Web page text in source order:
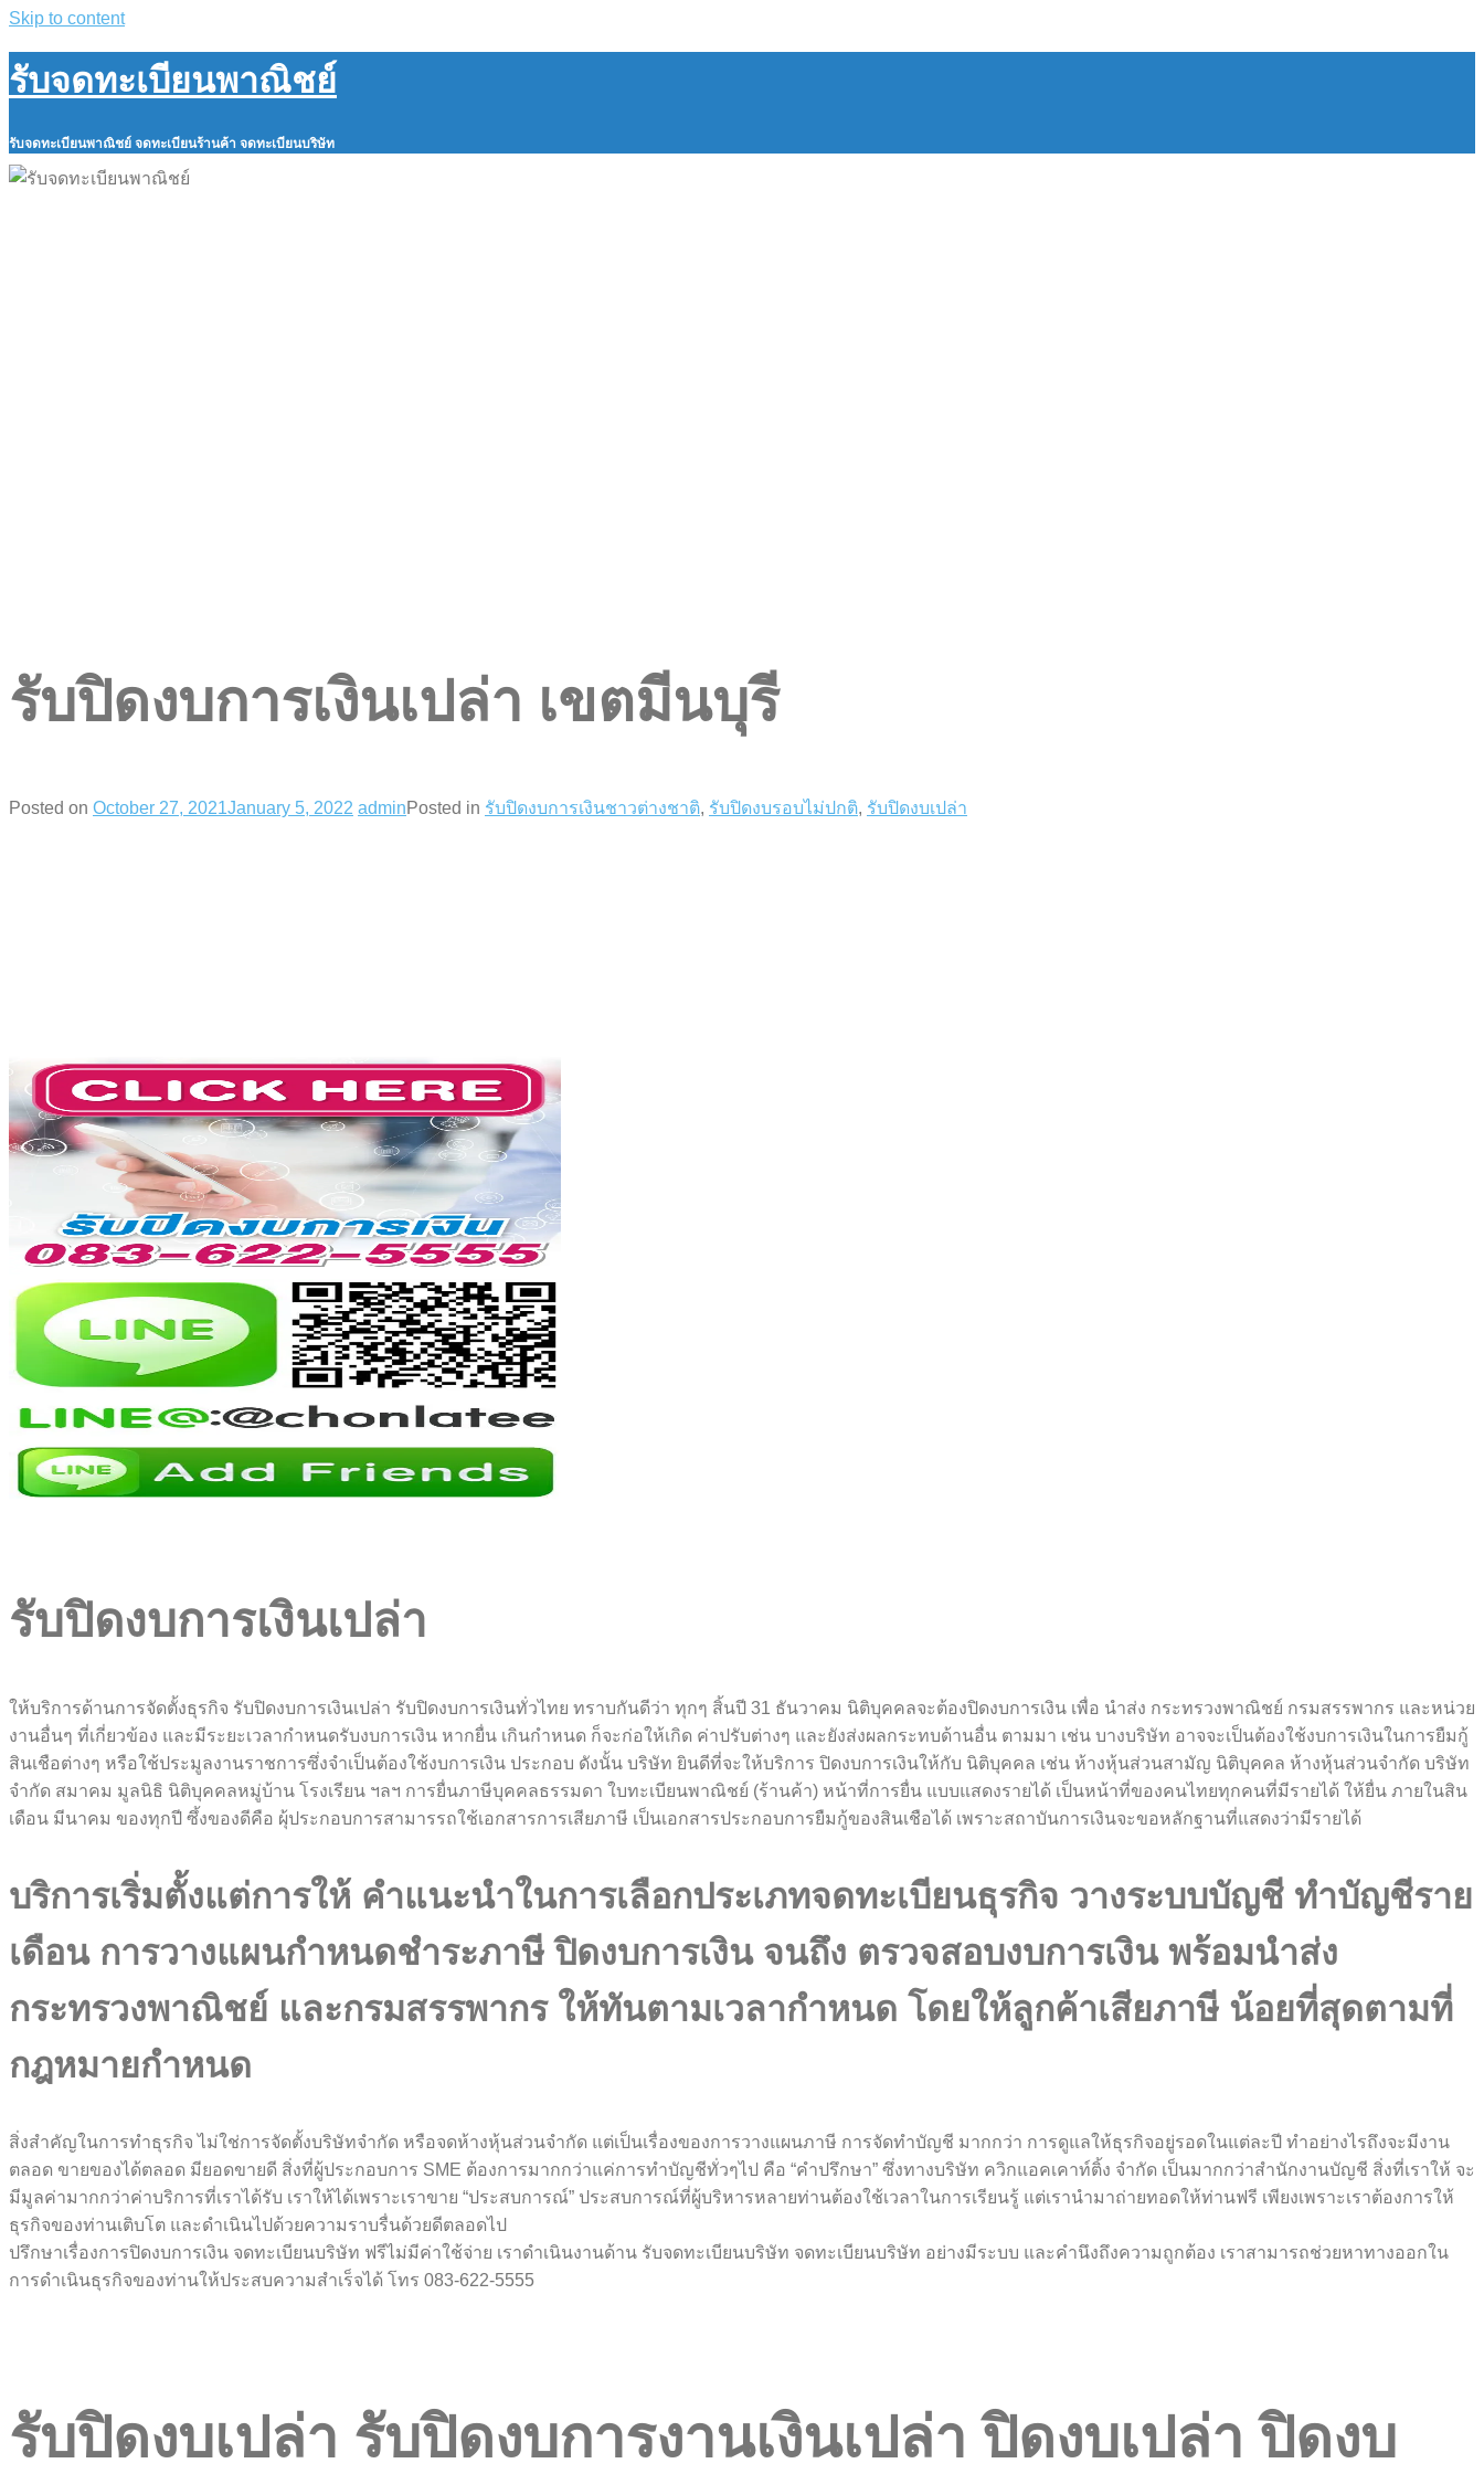
Skip to content
รับจดทะเบียนพาณิชย์
รับจดทะเบียนพาณิชย์ จดทะเบียนร้านค้า จดทะเบียนบริษัท
รับปิดงบการเงินเปล่า เขตมีนบุรี
Posted on October 27, 2021January 5, 2022 adminPosted in รับปิดงบการเงินชาวต่างชาติ, รับปิดงบรอบไม่ปกติ, รับปิดงบเปล่า
รับปิดงบการเงินเปล่า
ให้บริการด้านการจัดตั้งธุรกิจ รับปิดงบการเงินเปล่า รับปิดงบการเงินทั่วไทย ทราบกันดีว่า ทุกๆ สิ้นปี 31 ธันวาคม นิติบุคคลจะต้องปิดงบการเงิน เพื่อ นำส่ง กระทรวงพาณิชย์ กรมสรรพากร และหน่วย
งานอื่นๆ ที่เกี่ยวข้อง และมีระยะเวลากำหนดรับงบการเงิน หากยื่น เกินกำหนด ก็จะก่อให้เกิด ค่าปรับต่างๆ และยังส่งผลกระทบด้านอื่น ตามมา เช่น บางบริษัท อาจจะเป็นต้องใช้งบการเงินในการยืมกู้
สินเชือต่างๆ หรือใช้ประมูลงานราชการซึ่งจำเป็นต้องใช้งบการเงิน ประกอบ ดังนั้น บริษัท ยินดีที่จะให้บริการ ปิดงบการเงินให้กับ นิติบุคคล เช่น ห้างหุ้นส่วนสามัญ นิติบุคคล ห้างหุ้นส่วนจำกัด บริษัท
จำกัด สมาคม มูลนิธิ นิติบุคคลหมู่บ้าน โรงเรียน ฯลฯ การยื่นภาษีบุคคลธรรมดา ใบทะเบียนพาณิชย์ (ร้านค้า) หน้าที่การยื่น แบบแสดงรายได้ เป็นหน้าที่ของคนไทยทุกคนที่มีรายได้ ให้ยื่น ภายในสิน
เดือน มีนาคม ของทุกปี ซึ้งของดีคือ ผุ้ประกอบการสามารรถใช้เอกสารการเสียภาษี เป็นเอกสารประกอบการยืมกู้ของสินเชือได้ เพราะสถาบันการเงินจะขอหลักฐานที่แสดงว่ามีรายได้
บริการเริ่มตั้งแต่การให้ คำแนะนำในการเลือกประเภทจดทะเบียนธุรกิจ วางระบบบัญชี ทำบัญชีราย
เดือน การวางแผนกำหนดชำระภาษี ปิดงบการเงิน จนถึง ตรวจสอบงบการเงิน พร้อมนำส่ง
กระทรวงพาณิชย์ และกรมสรรพากร ให้ทันตามเวลากำหนด โดยให้ลูกค้าเสียภาษี น้อยที่สุดตามที่
กฎหมายกำหนด
สิ่งสำคัญในการทำธุรกิจ ไม่ใช่การจัดตั้งบริษัทจำกัด หรือจดห้างหุ้นส่วนจำกัด แต่เป็นเรื่องของการวางแผนภาษี การจัดทำบัญชี มากกว่า การดูแลให้ธุรกิจอยู่รอดในแต่ละปี ทำอย่างไรถึงจะมีงาน
ตลอด ขายของได้ตลอด มียอดขายดี สิ่งที่ผู้ประกอบการ SME ต้องการมากกว่าแค่การทำบัญชีทั่วๆไป คือ “คำปรึกษา” ซึ่งทางบริษัท ควิกแอคเคาท์ติ้ง จำกัด เป็นมากกว่าสำนักงานบัญชี สิ่งที่เราให้ จะ
มีมูลค่ามากกว่าค่าบริการที่เราได้รับ เราให้ได้เพราะเราขาย “ประสบการณ์” ประสบการณ์ที่ผู้บริหารหลายท่านต้องใช้เวลาในการเรียนรู้ แต่เรานำมาถ่ายทอดให้ท่านฟรี เพียงเพราะเราต้องการให้
ธุรกิจของท่านเติบโต และดำเนินไปด้วยความราบรื่นด้วยดีตลอดไป
ปรึกษาเรื่องการปิดงบการเงิน จดทะเบียนบริษัท ฟรีไม่มีค่าใช้จ่าย เราดำเนินงานด้าน รับจดทะเบียนบริษัท จดทะเบียนบริษัท อย่างมีระบบ และคำนึงถึงความถูกต้อง เราสามารถช่วยหาทางออกใน
การดำเนินธุรกิจของท่านให้ประสบความสำเร็จได้ โทร 083-622-5555
รับปิดงบเปล่า รับปิดงบการงานเงินเปล่า ปิดงบเปล่า ปิดงบ